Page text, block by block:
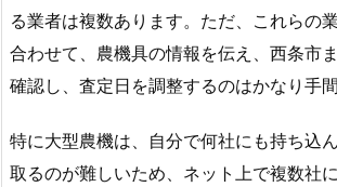
る業者は複数あります。ただ、これらの
合わせて、農機具の情報を伝え、西条市
確認し、査定日を調整するのはかなり手
特に大型農機は、自分で何社にも持ち込
取るのが難しいため、ネット上で複数社